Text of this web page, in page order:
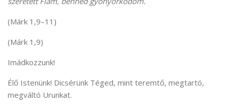
(Márk 1,9–11)
(Márk 1,9)
Imádkozzunk!
Élő Istenünk! Dicsérünk Téged, mint teremtő, megtartó,
megváltó Urunkat.